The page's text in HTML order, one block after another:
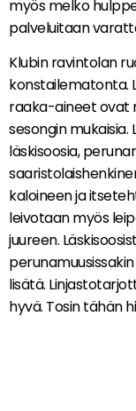
myös melko
palveluitaan
Klubin ravintolan
konstailematonta.
raaka-aineet ovat
sesongin
läskisoosia,
kaloineen ja
leivotaan myös
juureen.
lisätä.
hyvä. Tosin tähän